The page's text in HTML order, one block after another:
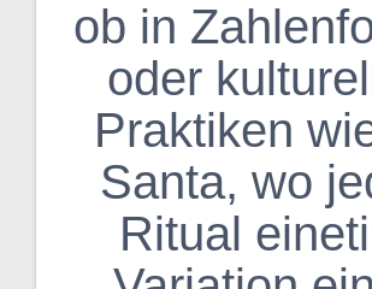
ob in
oder
Praktiken
Santa, wo
Ritual